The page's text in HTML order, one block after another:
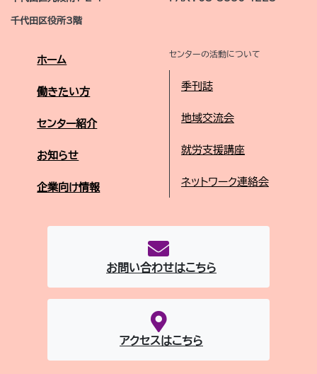
千代田区役所3階
ホーム
働きたい方
センター紹介
お知らせ
企業向け情報
センターの活動について
季刊誌
地域交流会
就労支援講座
ネットワーク連絡会
お問い合わせはこちら
アクセスはこちら